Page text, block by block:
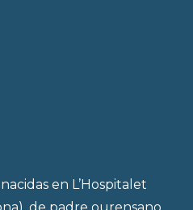
en L’Hospitalet